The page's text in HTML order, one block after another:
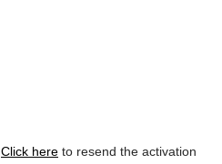
Click here to resend the activation